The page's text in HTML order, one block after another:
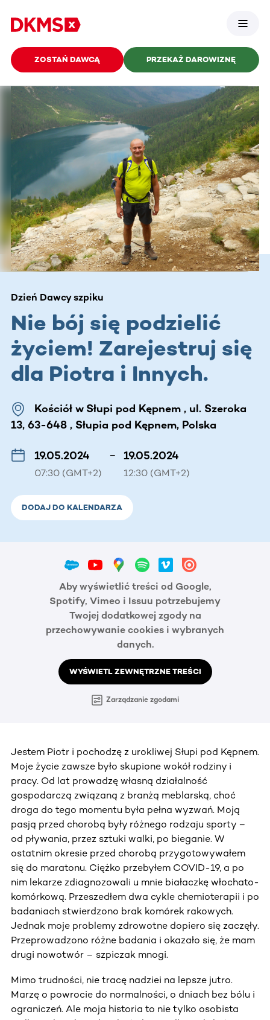
ZOSTAŃ DAWCĄ PRZEKAŻ DAROWIZNĘ
Dzień Dawcy szpiku
Nie bój się podzielić
życiem! Zarejestruj się
dla Piotra i Innych.
Kościół w Słupi pod Kępnem , ul. Szeroka
13, 63-648 , Słupia pod Kępnem, Polska
19.05.2024
07:30 (GMT+2)
– 19.05.2024
12:30 (GMT+2)
DODAJ DO KALENDARZA
Aby wyświetlić treści od Google,
Spotify, Vimeo i Issuu potrzebujemy
Twojej dodatkowej zgody na
przechowywanie cookies i wybranych
danych.
WYŚWIETL ZEWNĘTRZNE TREŚCI
Zarządzanie zgodami
Jestem Piotr i pochodzę z urokliwej Słupi pod Kępnem.
Moje życie zawsze było skupione wokół rodziny i
pracy. Od lat prowadzę własną działalność
gospodarczą związaną z branżą meblarską, choć
droga do tego momentu była pełna wyzwań. Moją
pasją przed chorobą były różnego rodzaju sporty –
od pływania, przez sztuki walki, po bieganie. W
ostatnim okresie przed chorobą przygotowywałem
się do maratonu. Ciężko przebyłem COVID-19, a po
nim lekarze zdiagnozowali u mnie białaczkę włochato-
komórkową. Przeszedłem dwa cykle chemioterapii i po
badaniach stwierdzono brak komórek rakowych.
Jednak moje problemy zdrowotne dopiero się zaczęły.
Przeprowadzono różne badania i okazało się, że mam
drugi nowotwór – szpiczak mnogi.
Mimo trudności, nie tracę nadziei na lepsze jutro.
Marzę o powrocie do normalności, o dniach bez bólu i
ograniczeń. Ale moja historia to nie tylko osobista